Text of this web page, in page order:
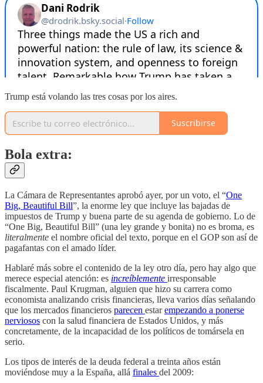
Trump está volando las tres cosas por los aires.
Suscribirse
Bola extra:
La Cámara de Representantes aprobó ayer, por un voto, el “One
Big, Beautiful Bill”, la enorme ley que incluye las bajadas de
impuestos de Trump y buena parte de su agenda de gobierno. Lo de
“One Big, Beautiful Bill” (una ley grande y bonita) no es broma, es
literalmente el nombre oficial del texto, porque en el GOP son así de
pagafantas con el amado líder.
Hablaré más sobre el contenido de la ley otro día, pero hay algo que
merece especial atención: es increíblemente irresponsable
fiscalmente. Paul Krugman, alguien que hizo su carrera como
economista analizando crisis financieras, lleva varios días señalando
que los mercados financieros parecen estarempezando a ponerse
nerviosos con la salud financiera de Estados Unidos, y más
concretamente, de la incapacidad de los políticos de tomársela en
serio.
Los tipos de interés de la deuda federal a treinta años están
moviéndose muy a la España, allá finales del 2009: